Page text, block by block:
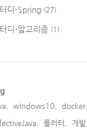
디-Spring (27)
디-알고리즘 (1)
windows10, docker,
플러터, 개발,